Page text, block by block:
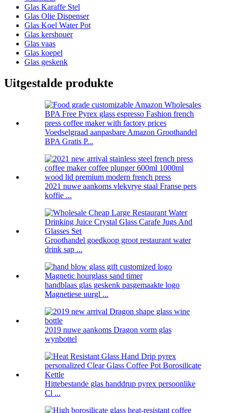
Glas Karaffe Stel
Glas Olie Dispenser
Glas Koel Water Pot
Glas kershouer
Glas vaas
Glas koepel
Glas geskenk
Uitgestalde produkte
Voedselgraad aanpasbare Amazon Groothandel
BPA Gratis P...
2021 nuwe aankoms vlekvrye staal Franse pers
koffie ...
Groothandel goedkoop groot restaurant water
drink sap ...
handblaas glas geskenk pasgemaakte logo
Magnetiese uurgl ...
2019 nuwe aankoms Dragon vorm glas
wynbottel
Hittebestande glas handdrup pyrex persoonlike
Cl ...